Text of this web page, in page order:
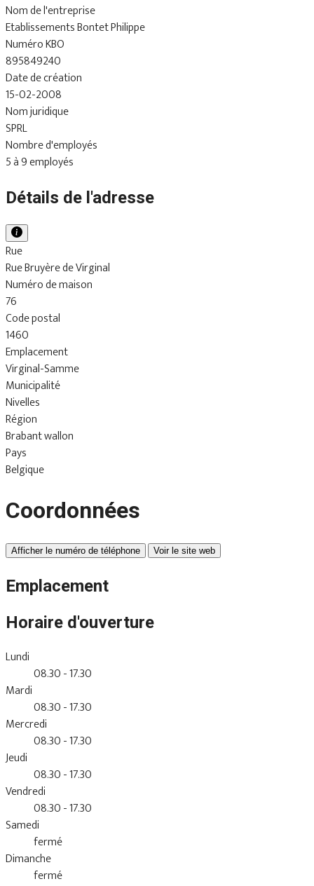
Nom de l'entreprise
Etablissements Bontet Philippe
Numéro KBO
895849240
Date de création
15-02-2008
Nom juridique
SPRL
Nombre d'employés
5 à 9 employés
Détails de l'adresse
Rue
Rue Bruyère de Virginal
Numéro de maison
76
Code postal
1460
Emplacement
Virginal-Samme
Municipalité
Nivelles
Région
Brabant wallon
Pays
Belgique
Coordonnées
Afficher le numéro de téléphone Voir le site web
Emplacement
Horaire d'ouverture
Lundi
08.30 - 17.30
Mardi
08.30 - 17.30
Mercredi
08.30 - 17.30
Jeudi
08.30 - 17.30
Vendredi
08.30 - 17.30
Samedi
fermé
Dimanche
fermé